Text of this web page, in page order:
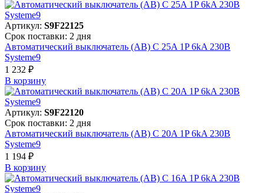
Артикул: S9F22125
Срок поставки: 2 дня
Автоматический выключатель (АВ) C 25A 1P 6kA 230В
Systeme9
1 232 ₽
В корзинy
Артикул: S9F22120
Срок поставки: 2 дня
Автоматический выключатель (АВ) C 20A 1P 6kA 230В
Systeme9
1 194 ₽
В корзинy